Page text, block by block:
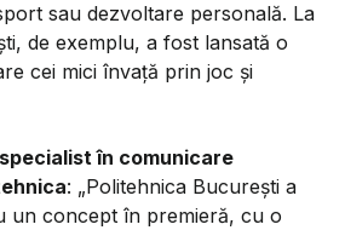
sau dezvoltare personală. La
de exemplu, a fost lansată o
cei mici învață prin joc și
în comunicare
: „Politehnica București a
un concept în premieră, cu o